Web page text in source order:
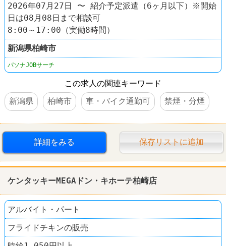
2026年07月27日 〜 紹介予定派遣（6ヶ月以下）※開始
日は08月08日まで相談可
8:00～17:00（実働8時間）
新潟県柏崎市
パソナJOBサーチ
この求人の関連キーワード
新潟県
柏崎市 車・バイク通勤可 禁煙・分煙
詳細をみる 保存リストに追加
ケンタッキーMEGAドン・キホーテ柏崎店
アルバイト・パート
フライドチキンの販売